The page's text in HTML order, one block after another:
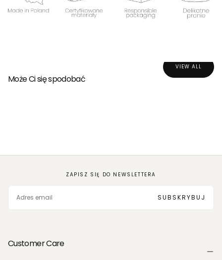
Może Ci się spodobać
VIEW ALL
ZAPISZ SIĘ DO NEWSLETTERA
SUBSKRYBUJ
Customer Care